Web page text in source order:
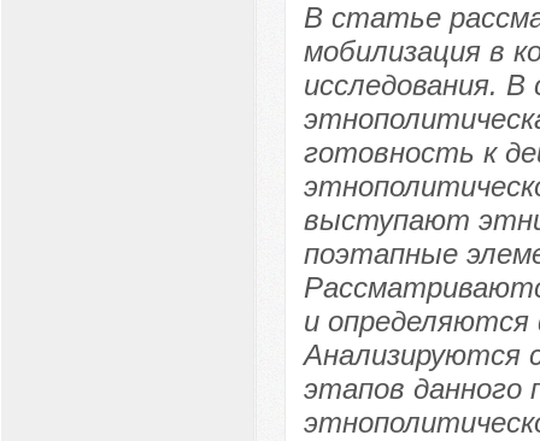
В статье
мобилизация в
исследования.
готовность к
выступают
поэтапные
и определяются
Анализируются
этапов данного